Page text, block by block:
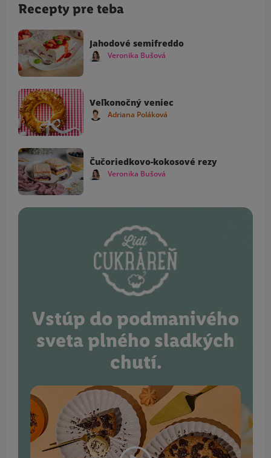
Recepty pre teba
Jahodové semifreddo
Veronika Bušová
Veľkonočný veniec
Adriana Poláková
Čučoriedkovo-kokosové rezy
Veronika Bušová
Vstúp do podmanivého
sveta plného sladkých
chutí.